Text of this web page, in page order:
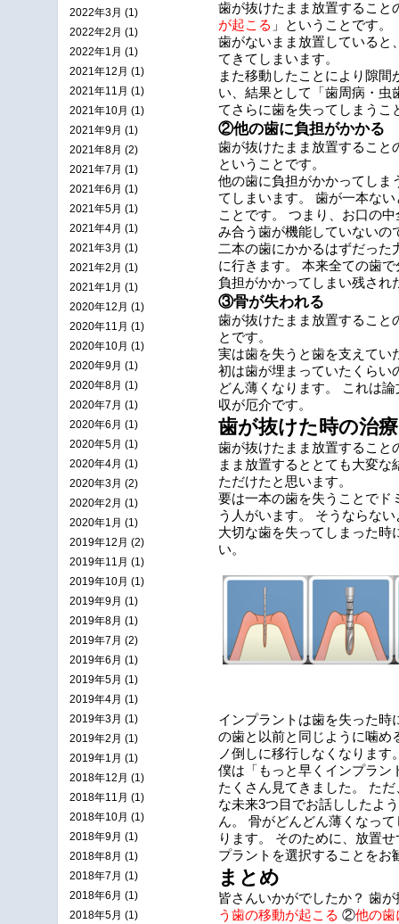
歯が抜けたまま放置すること
が起こる 」ということです。
歯がないまま放置していると
てきてしまいます。
また移動したことにより隙
い、結果として「歯周病・虫
てさらに歯を失ってしまうこ
②他の歯に負担がかかる
歯が抜けたまま放置すること
ということです。
他の歯に負担がかかってしま
てしまいます。 歯が一本な
ことです。 つまり、お口の
み合う歯が機能していないの
二本の歯にかかるはずだっ
に行きます。 本来全ての歯
負担がかかってしまい残され
③骨が失われる
歯が抜けたまま放置すること
とです。
実は歯を失うと歯を支えてい
初は歯が埋まっていたくらい
どん薄くなります。 これは
収が厄介です。
歯が抜けた時の治療
歯が抜けたまま放置すること
まま放置するととても大変
ただけたと思います。
要は一本の歯を失うことでド
う人がいます。 そうならな
大切な歯を失ってしまった時
い。
インプラントは歯を失った時
の歯と以前と同じように噛め
ノ倒しに移行しなくなります
僕は「もっと早くインプラン
たくさん見てきました。 た
な未来3つ目でお話ししたよ
ん。 骨がどんどん薄くなっ
ります。 そのために、放置
プラントを選択することをお
まとめ
皆さんいかがでしたか？ 歯
う歯の移動が起こる ②他の歯
2022年3月 (1)
2022年2月 (1)
2022年1月 (1)
2021年12月 (1)
2021年11月 (1)
2021年10月 (1)
2021年9月 (1)
2021年8月 (2)
2021年7月 (1)
2021年6月 (1)
2021年5月 (1)
2021年4月 (1)
2021年3月 (1)
2021年2月 (1)
2021年1月 (1)
2020年12月 (1)
2020年11月 (1)
2020年10月 (1)
2020年9月 (1)
2020年8月 (1)
2020年7月 (1)
2020年6月 (1)
2020年5月 (1)
2020年4月 (1)
2020年3月 (2)
2020年2月 (1)
2020年1月 (1)
2019年12月 (2)
2019年11月 (1)
2019年10月 (1)
2019年9月 (1)
2019年8月 (1)
2019年7月 (2)
2019年6月 (1)
2019年5月 (1)
2019年4月 (1)
2019年3月 (1)
2019年2月 (1)
2019年1月 (1)
2018年12月 (1)
2018年11月 (1)
2018年10月 (1)
2018年9月 (1)
2018年8月 (1)
2018年7月 (1)
2018年6月 (1)
2018年5月 (1)